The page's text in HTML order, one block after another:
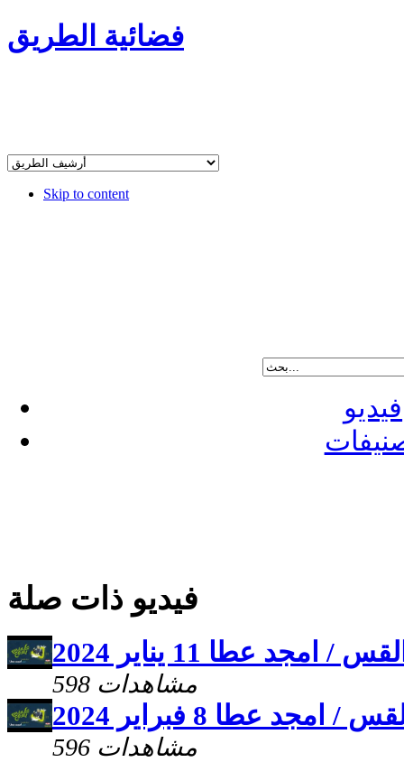
فضائية الطريق
Skip to content
فيديو
فيديو ذات صلة
عطا 11 يناير 2024
598 مشاهدات
عطا 8 فبراير 2024
596 مشاهدات